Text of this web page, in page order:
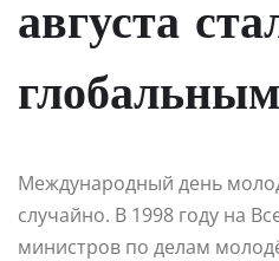
августа
Международный день
случайно. В 1998 году на
министров по делам